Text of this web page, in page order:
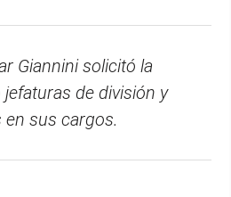
Giannini solicitó la
de división y
sus cargos.